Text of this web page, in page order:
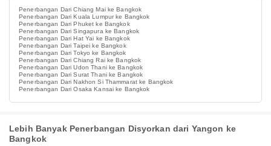
Penerbangan Dari Chiang Mai ke Bangkok
Penerbangan Dari Kuala Lumpur ke Bangkok
Penerbangan Dari Phuket ke Bangkok
Penerbangan Dari Singapura ke Bangkok
Penerbangan Dari Hat Yai ke Bangkok
Penerbangan Dari Taipei ke Bangkok
Penerbangan Dari Tokyo ke Bangkok
Penerbangan Dari Chiang Rai ke Bangkok
Penerbangan Dari Udon Thani ke Bangkok
Penerbangan Dari Surat Thani ke Bangkok
Penerbangan Dari Nakhon Si Thammarat ke Bangkok
Penerbangan Dari Osaka Kansai ke Bangkok
Lebih Banyak Penerbangan Disyorkan dari Yangon ke
Bangkok